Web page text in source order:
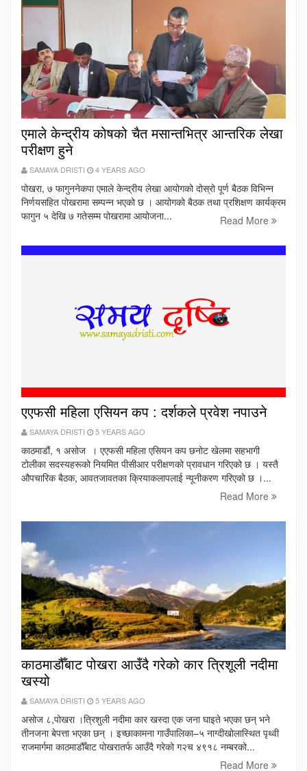
एमाले केन्द्रीय कोषको चैत मसान्तभित्र आन्तरिक लेखा
परीक्षण हुने
SAMAYA DRISTI 4 YEARS AGO
पोखरा, ७ फागुननेकपा एमाले केन्द्रीय लेखा आयोगको दोस्रो पूर्ण बैठक विभिन्न
निर्णयसहित पोखरामा सम्पन्न भएको छ । आयोगको बैठक तथा प्रशिक्षण कार्यक्रम
फागुन ५ देखि ७ गतेसम्म पोखरामा आयोजना...
Read More
एएफसी महिला एसियन कप : दर्शकले प्रवेश नपाउने
SAMAYA DRISTI 5 YEARS AGO
काठमाडौं, १ असोज । एएफसी महिला एसियन कप छनोट खेलमा सहभागी
टोलीका सदस्यहरूको नियमित पीसीआर परीक्षणको प्रावधान गरिएको छ । यस्तै
औपचारिक बैठक, आवतजावतका क्रियाकलापलाई न्यूनीकरण गरिएको छ ।...
Read More
काठमाडौँबाट पोखरा आउँदै गरेको कार त्रिशूली नदीमा
खस्यो
SAMAYA DRISTI 5 YEARS AGO
असोज ८,पोखरा ।त्रिशुली नदीमा कार खस्दा एक जना घाइते भएका छन् भने
तीनजना बेपत्ता भएका छन् । इच्छाकामना गाउँपालिका–५ नाग्दीखोलास्थित पृथ्वी
राजमार्गमा काठमाडौँबाट पोखरातर्फ आउँदै गरेको ग२च ४९१८ नम्बरको...
Read More